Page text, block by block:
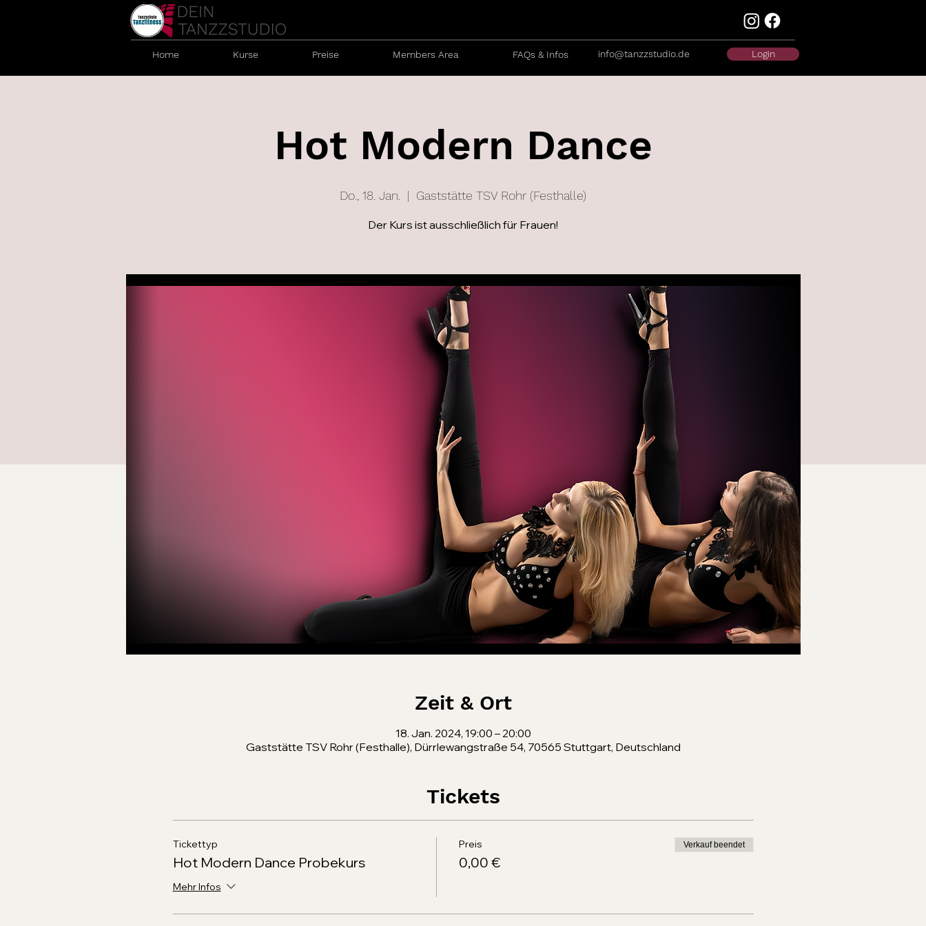
Home Kurse Preise Members Area FAQs & Infos Login
info@tanzzstudio.de
Hot Modern Dance
Do., 18. Jan.
  |
Gaststätte TSV Rohr (Festhalle)
Der Kurs ist ausschließlich für Frauen!
Zeit & Ort
18. Jan. 2024, 19:00 – 20:00
Gaststätte TSV Rohr (Festhalle), Dürrlewangstraße 54, 70565 Stuttgart, Deutschland
Tickets
Tickettyp
Hot Modern Dance Probekurs
Mehr Infos
Preis
0,00 €
Verkauf beendet